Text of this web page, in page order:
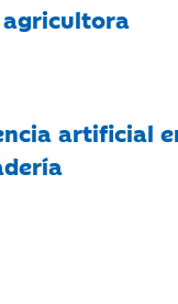
artificial